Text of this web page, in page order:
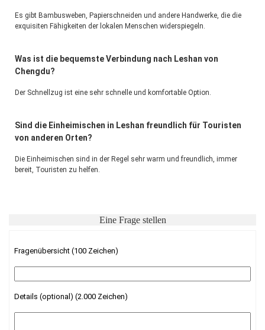
Es gibt Bambusweben, Papierschneiden und andere Handwerke, die die
exquisiten Fähigkeiten der lokalen Menschen widerspiegeln.
Was ist die bequemste Verbindung nach Leshan von
Chengdu?
Der Schnellzug ist eine sehr schnelle und komfortable Option.
Sind die Einheimischen in Leshan freundlich für Touristen
von anderen Orten?
Die Einheimischen sind in der Regel sehr warm und freundlich, immer
bereit, Touristen zu helfen.
Eine Frage stellen
Fragenübersicht (100 Zeichen)
Details (optional) (2.000 Zeichen)